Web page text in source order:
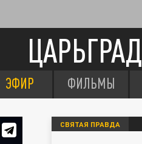
ЦАРЬГРАД
ЭФИР ФИЛЬМЫ
СВЯТАЯ ПРАВДА